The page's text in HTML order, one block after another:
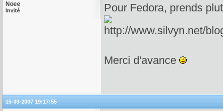
Noee
Invité Pour Fedora, prends
Merci d'avance
15-03-2007 19:17:55